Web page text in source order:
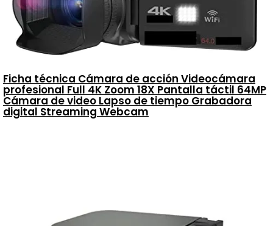
Ficha técnica Cámara de acción Videocámara
profesional Full 4K Zoom 18X Pantalla táctil 64MP
Cámara de video Lapso de tiempo Grabadora
digital Streaming Webcam